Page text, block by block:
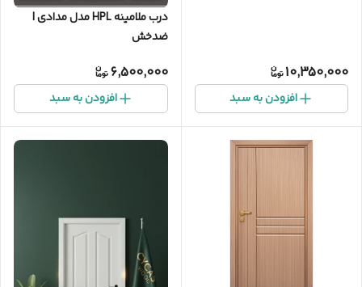
10,350,000
افزودن به سبد
درب ملامینه HPL مدل مدادی |
ضدخش
6,500,000
افزودن به سبد